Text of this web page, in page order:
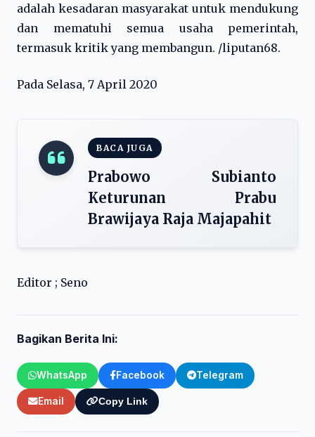
adalah kesadaran masyarakat untuk mendukung
dan mematuhi semua usaha pemerintah,
termasuk kritik yang membangun. /liputan68.
Pada Selasa, 7 April 2020
BACA JUGA
Prabowo Subianto
Keturunan Prabu
Brawijaya Raja Majapahit
Editor ; Seno
Bagikan Berita Ini:
WhatsApp Facebook Telegram
Email Copy Link